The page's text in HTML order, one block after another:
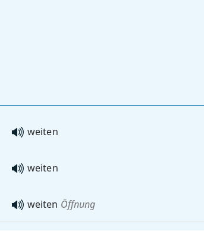
weiten
weiten
weiten Öffnung